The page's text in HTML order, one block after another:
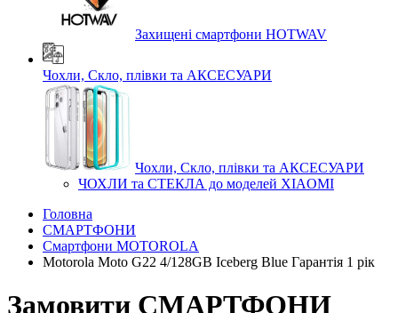
Захищені смартфони HOTWAV
Чохли, Скло, плівки та АКСЕСУАРИ
Чохли, Скло, плівки та АКСЕСУАРИ
ЧОХЛИ та СТЕКЛА до моделей XIAOMI
Головна
СМАРТФОНИ
Смартфони MOTOROLA
Motorola Moto G22 4/128GB Iceberg Blue Гарантія 1 рік
Замовити СМАРТФОНИ